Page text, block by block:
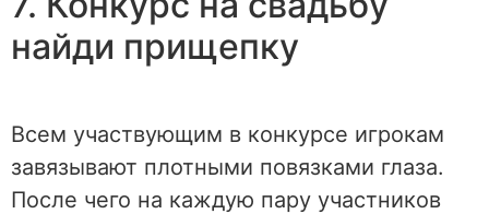
найди прищепку
Всем участвующим в конкурсе игрокам
завязывают плотными повязками глаза.
После чего на каждую пару участников